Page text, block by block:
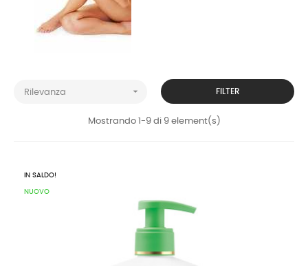
Rilevanza  FILTER
Mostrando 1-9 di 9 element(s)
IN SALDO!
NUOVO